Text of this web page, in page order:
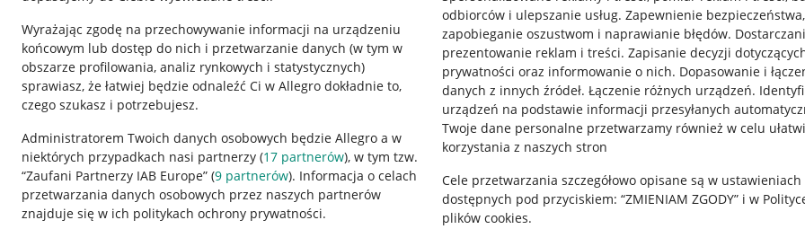
Wyrażając zgodę na przechowywanie informacji na urządzeniu
końcowym lub dostęp do nich i przetwarzanie danych (w tym w
obszarze profilowania, analiz rynkowych i statystycznych)
sprawiasz, że łatwiej będzie odnaleźć Ci w Allegro dokładnie to,
czego szukasz i potrzebujesz.
Administratorem Twoich danych osobowych będzie Allegro a w
niektórych przypadkach nasi partnerzy (17 partnerów), w tym tzw.
“Zaufani Partnerzy IAB Europe” (9 partnerów). Informacja o celach
przetwarzania danych osobowych przez naszych partnerów
znajduje się w ich politykach ochrony prywatności.
odbiorców i ulepszanie usług. Zapewnienie bezpieczeństwa,
zapobieganie oszustwom i naprawianie błędów.
prezentowanie reklam i treści. Zapisanie decyzji
prywatności oraz informowanie o nich. Dopasowanie i
danych z innych źródeł. Łączenie różnych urządzeń.
urządzeń na podstawie informacji przesyłanych
Twoje dane personalne przetwarzamy również w celu
korzystania z naszych stron
Cele przetwarzania szczegółowo opisane są w ustawieniach
dostępnych pod przyciskiem: “ZMIENIAM ZGODY” i w
plików cookies.
Nawigacja
Przydatne informacje
Jak to działa
Napisz do nas
Allegro Gadane dla sprzedających
Regulamin
Polityka plików "cookies"
Ustawienia plików "cookies"
Pobierz aplikację